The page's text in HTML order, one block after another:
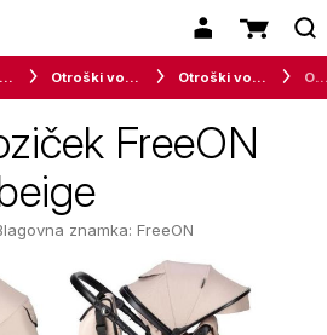
Vse za otroke Otroški vozički in avtosedeži Otroški vozički
FreeON
znamka: FreeON